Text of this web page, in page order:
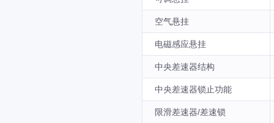
空气悬挂
电磁感应悬挂
中央差速器结构
中央差速器锁止功能
限滑差速器/差速锁